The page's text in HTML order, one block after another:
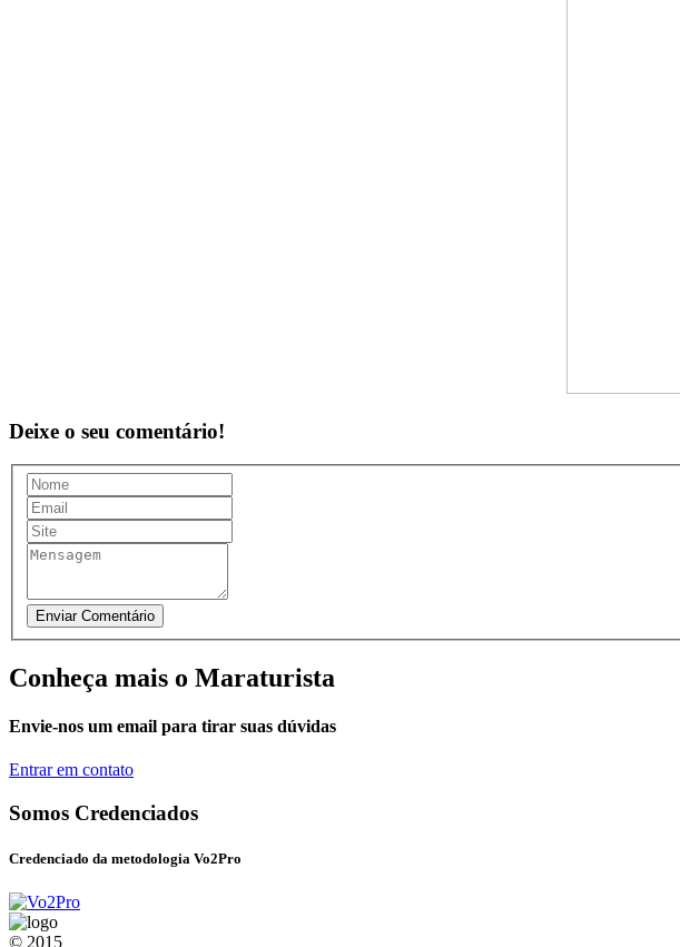
Deixe o seu comentário!
Conheça mais o Maraturista
Envie-nos um email para tirar suas dúvidas
Entrar em contato
Somos Credenciados
Credenciado da metodologia Vo2Pro
© 2015